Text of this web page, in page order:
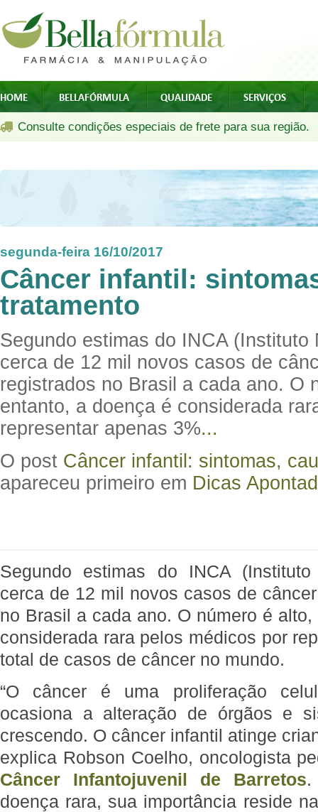
HOME BELLAFÓRMULA QUALIDADE SERVIÇOS
Consulte condições especiais de frete para sua região.
segunda-feira 16/10/2017
Câncer infantil:
tratamento
Segundo estimas do INCA (Instituto
cerca de 12 mil novos casos de
registrados no Brasil a cada ano. O
entanto, a doença é considerada
representar apenas 3%...
O post Câncer infantil: sintomas,
apareceu primeiro em Dicas
Segundo estimas do INCA
cerca de 12 mil novos casos de
no Brasil a cada ano. O número é
considerada rara pelos médicos por
total de casos de câncer no mundo.
“O câncer é uma proliferação
ocasiona a alteração de órgãos e
crescendo. O câncer infantil atinge
explica Robson Coelho, oncologista
Câncer Infantojuvenil de Barretos.
doença rara, sua importância reside